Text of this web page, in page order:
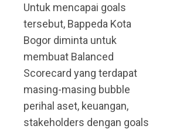
Untuk mencapai goals
tersebut, Bappeda Kota
Bogor diminta untuk
membuat Balanced
Scorecard yang terdapat
masing-masing bubble
perihal aset, keuangan,
stakeholders dengan goals